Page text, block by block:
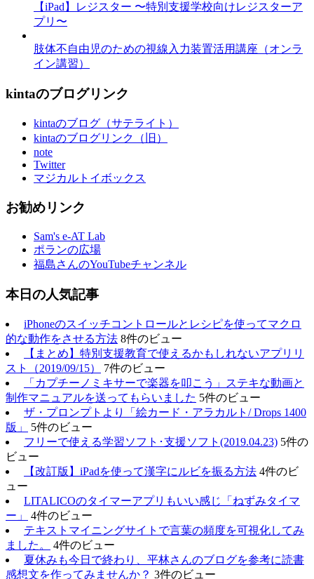
【iPad】レジスター 〜特別支援学校向けレジスターア
プリ〜
肢体不自由児のための視線入力装置活用講座（オンラ
イン講習）
kintaのブログリンク
kintaのブログ（サテライト）
kintaのブログリンク（旧）
note
Twitter
マジカルトイボックス
お勧めリンク
Sam's e-AT Lab
ポランの広場
福島さんのYouTubeチャンネル
本日の人気記事
iPhoneのスイッチコントロールとレシピを使ってマクロ
的な動作をさせる方法 8件のビュー
【まとめ】特別支援教育で使えるかもしれないアプリリ
スト（2019/09/15）
7件のビュー
「カプチーノミキサーで楽器を叩こう」ステキな動画と
制作マニュアルを送ってもらいました 5件のビュー
ザ・プロンプトより「絵カード・アラカルト/ Drops 1400
版」
5件のビュー
フリーで使える学習ソフト･支援ソフト(2019.04.23) 5件の
ビュー
【改訂版】iPadを使って漢字にルビを振る方法 4件のビ
ュー
LITALICOのタイマーアプリもいい感じ「ねずみタイマ
ー」
4件のビュー
テキストマイニングサイトで言葉の頻度を可視化してみ
ました。
4件のビュー
夏休みも今日で終わり、平林さんのブログを参考に読書
感想文を作ってみませんか？ 3件のビュー